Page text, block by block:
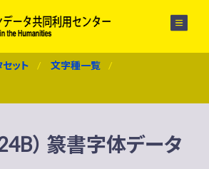
ット 文字種一覧
） 篆書字体データ